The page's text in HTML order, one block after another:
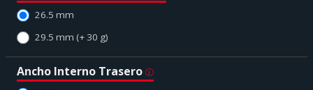
26.5 mm
29.5 mm (+ 30 g)
Ancho Interno Trasero